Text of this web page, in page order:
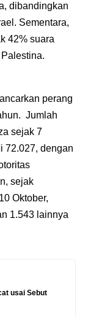
dibandingkan
Sementara,
42% suara
perang
Jumlah
sejak 7
72.027, dengan
sejak
Oktober,
1.543 lainnya
usai Sebut